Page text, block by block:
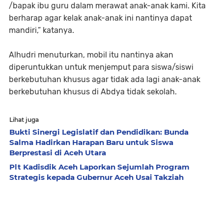
/bapak ibu guru dalam merawat anak-anak kami. Kita
berharap agar kelak anak-anak ini nantinya dapat
mandiri,” katanya.
Alhudri menuturkan, mobil itu nantinya akan
diperuntukkan untuk menjemput para siswa/siswi
berkebutuhan khusus agar tidak ada lagi anak-anak
berkebutuhan khusus di Abdya tidak sekolah.
Lihat juga
Bukti Sinergi Legislatif dan Pendidikan: Bunda
Salma Hadirkan Harapan Baru untuk Siswa
Berprestasi di Aceh Utara
Plt Kadisdik Aceh Laporkan Sejumlah Program
Strategis kepada Gubernur Aceh Usai Takziah